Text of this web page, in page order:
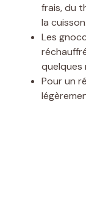
frais, du
la cuisson.
Les
quelques
Pour un